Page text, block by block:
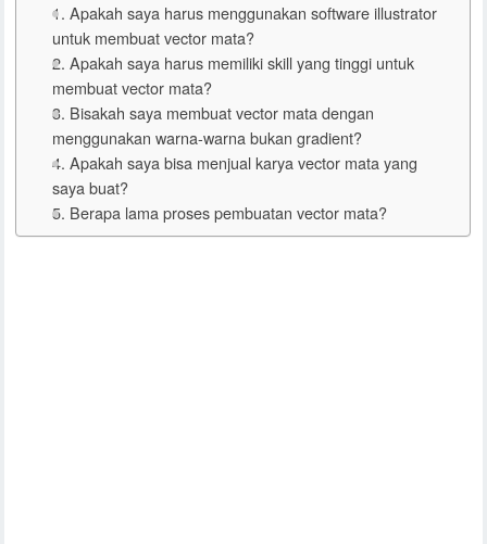
1. Apakah saya harus menggunakan software illustrator
untuk membuat vector mata?
2. Apakah saya harus memiliki skill yang tinggi untuk
membuat vector mata?
3. Bisakah saya membuat vector mata dengan
menggunakan warna-warna bukan gradient?
4. Apakah saya bisa menjual karya vector mata yang
saya buat?
5. Berapa lama proses pembuatan vector mata?